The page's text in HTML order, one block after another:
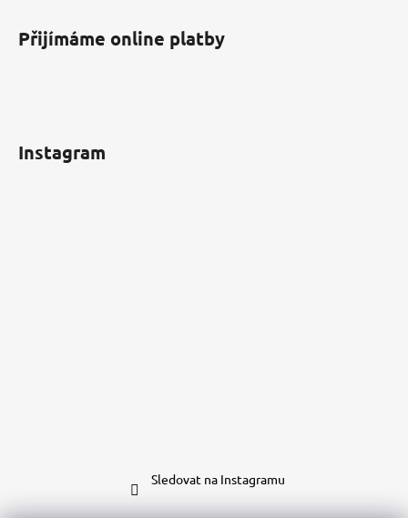
Přijímáme online platby
Instagram
Sledovat na Instagramu